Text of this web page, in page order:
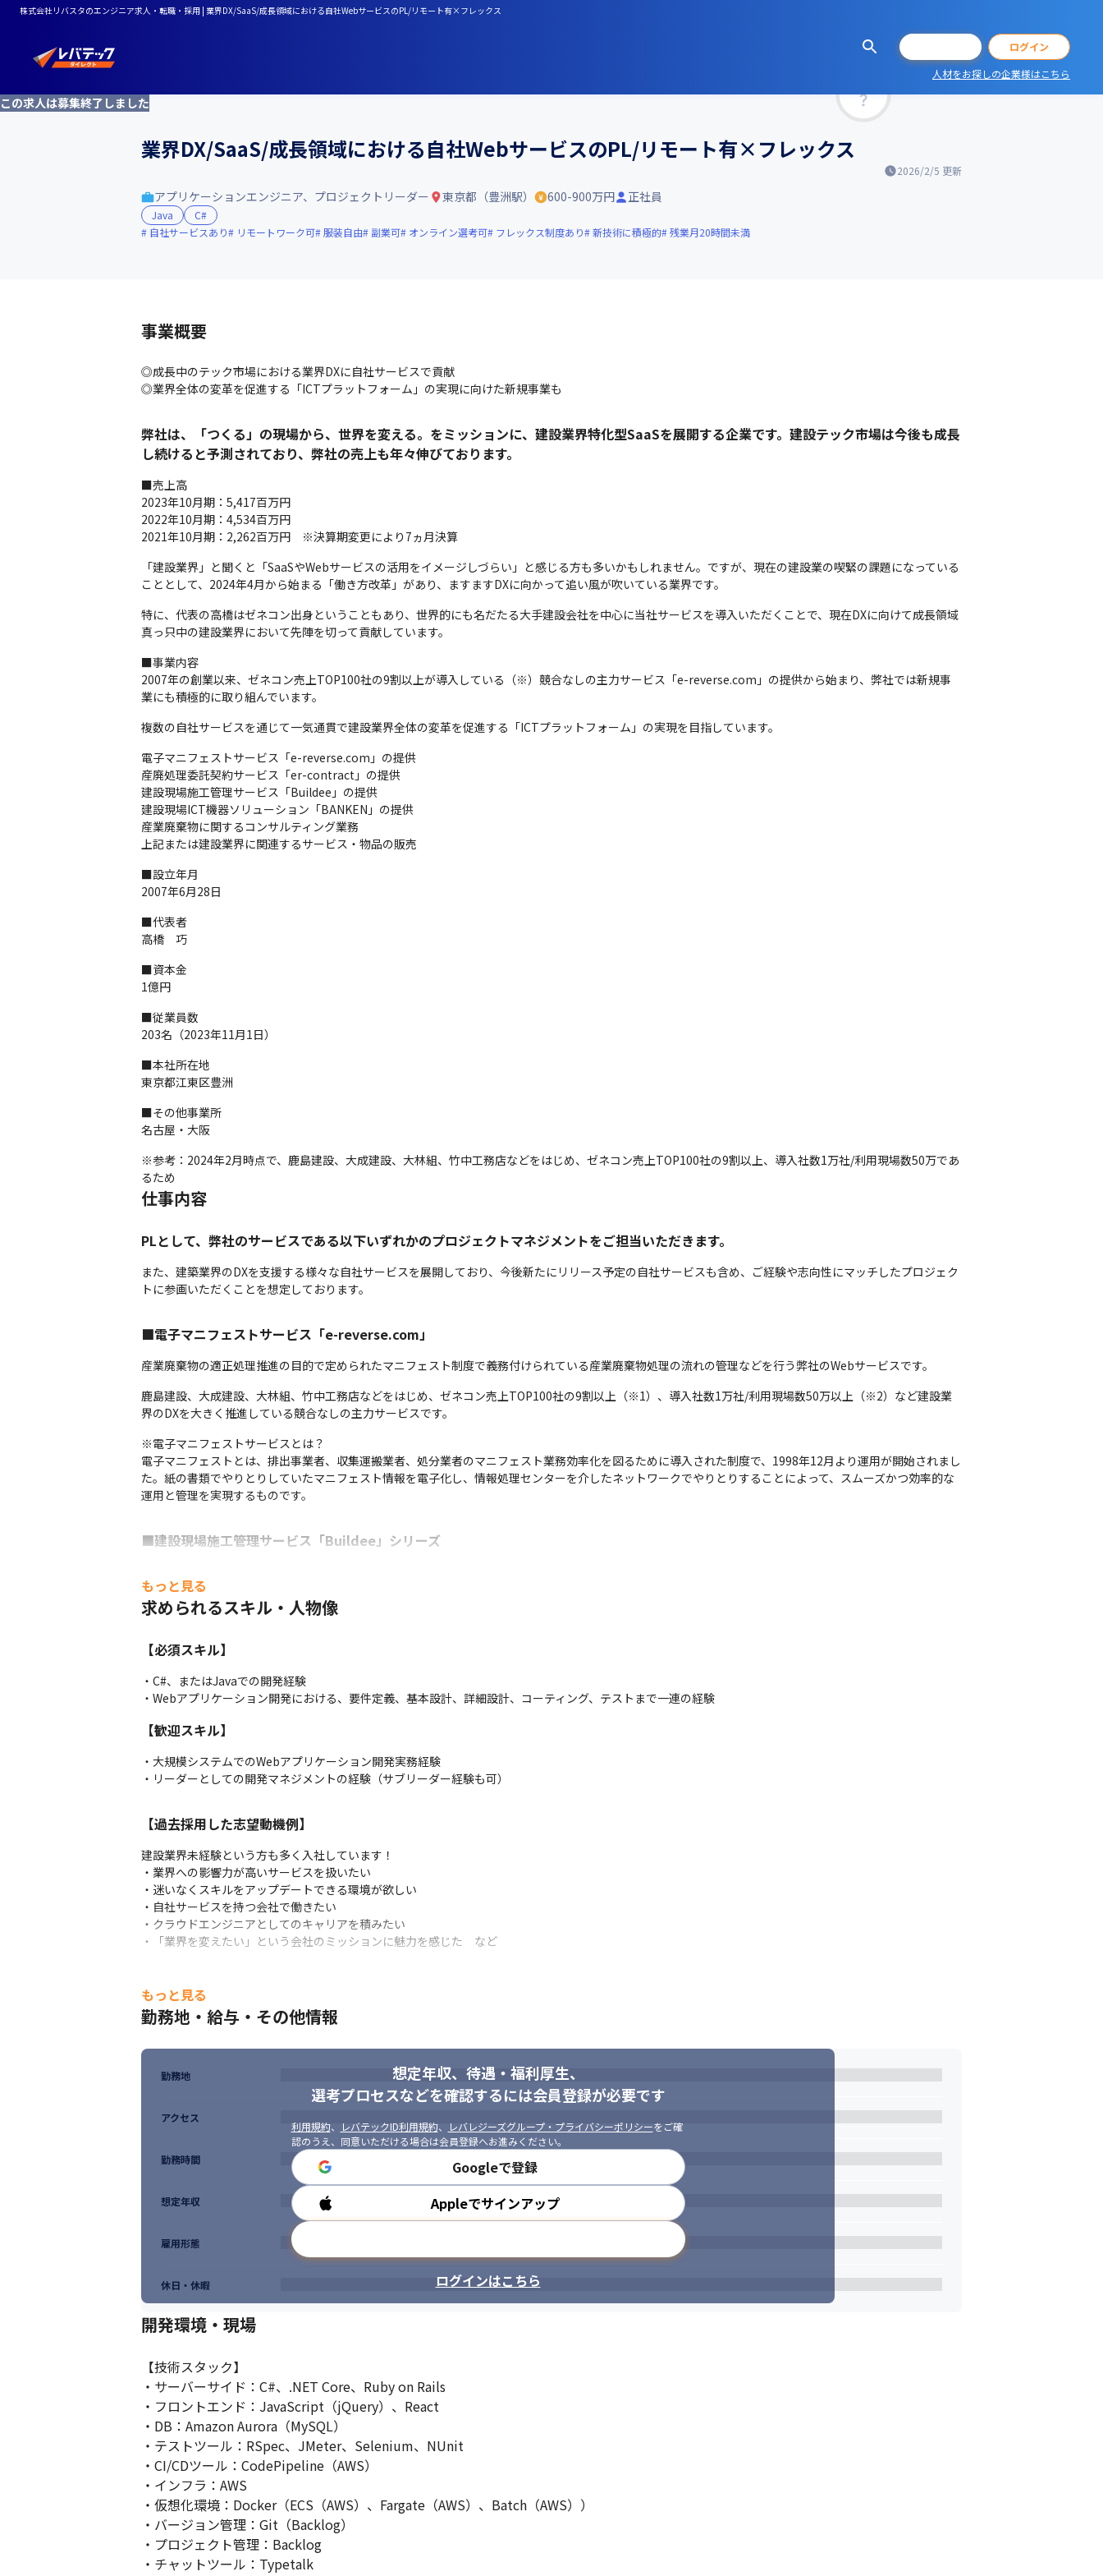
株式会社リバスタのエンジニア求人・転職・採用 | 業界DX/SaaS/成長領域における自社WebサービスのPL/リモート有×フレックス
ログイン
人材をお探しの企業様はこちら
この求人は募集終了しました
業界DX/SaaS/成長領域における自社WebサービスのPL/リモート有×フレックス
2026/2/5 更新
アプリケーションエンジニア、プロジェクトリーダー 東京都（豊洲駅） 600-900万円 正社員
Java
C#
自社サービスあり
リモートワーク可 服装自由 副業可 オンライン選考可 フレックス制度あり 新技術に積極的 残業月20時間未満
事業概要
◎成長中のテック市場における業界DXに自社サービスで貢献
◎業界全体の変革を促進する「ICTプラットフォーム」の実現に向けた新規事業も
弊社は、「つくる」の現場から、世界を変える。をミッションに、建設業界特化型SaaSを展開する企業です。建設テック市場は今後も成長
し続けると予測されており、弊社の売上も年々伸びております。
■売上高
2023年10月期：5,417百万円
2022年10月期：4,534百万円
2021年10月期：2,262百万円　※決算期変更により7ヵ月決算
「建設業界」と聞くと「SaaSやWebサービスの活用をイメージしづらい」と感じる方も多いかもしれません。ですが、現在の建設業の喫緊の課題になっている
こととして、2024年4月から始まる「働き方改革」があり、ますますDXに向かって追い風が吹いている業界です。
特に、代表の高橋はゼネコン出身ということもあり、世界的にも名だたる大手建設会社を中心に当社サービスを導入いただくことで、現在DXに向けて成長領域
真っ只中の建設業界において先陣を切って貢献しています。
■事業内容
2007年の創業以来、ゼネコン売上TOP100社の9割以上が導入している（※）競合なしの主力サービス「e-reverse.com」の提供から始まり、弊社では新規事
業にも積極的に取り組んでいます。
複数の自社サービスを通じて一気通貫で建設業界全体の変革を促進する「ICTプラットフォーム」の実現を目指しています。
電子マニフェストサービス「e-reverse.com」の提供
産廃処理委託契約サービス「er-contract」の提供
建設現場施工管理サービス「Buildee」の提供
建設現場ICT機器ソリューション「BANKEN」の提供
産業廃棄物に関するコンサルティング業務
上記または建設業界に関連するサービス・物品の販売
■設立年月
2007年6月28日
■代表者
高橋　巧
■資本金
1億円
■従業員数
203名（2023年11月1日）
■本社所在地
東京都江東区豊洲
■その他事業所
名古屋・大阪
※参考：2024年2月時点で、鹿島建設、大成建設、大林組、竹中工務店などをはじめ、ゼネコン売上TOP100社の9割以上、導入社数1万社/利用現場数50万であ
るため
仕事内容
PLとして、弊社のサービスである以下いずれかのプロジェクトマネジメントをご担当いただきます。
また、建築業界のDXを支援する様々な自社サービスを展開しており、今後新たにリリース予定の自社サービスも含め、ご経験や志向性にマッチしたプロジェク
トに参画いただくことを想定しております。
■電子マニフェストサービス「e-reverse.com」
産業廃棄物の適正処理推進の目的で定められたマニフェスト制度で義務付けられている産業廃棄物処理の流れの管理などを行う弊社のWebサービスです。
鹿島建設、大成建設、大林組、竹中工務店などをはじめ、ゼネコン売上TOP100社の9割以上（※1）、導入社数1万社/利用現場数50万以上（※2）など建設業
界のDXを大きく推進している競合なしの主力サービスです。
※電子マニフェストサービスとは？
電子マニフェストとは、排出事業者、収集運搬業者、処分業者のマニフェスト業務効率化を図るために導入された制度で、1998年12月より運用が開始されまし
た。紙の書類でやりとりしていたマニフェスト情報を電子化し、情報処理センターを介したネットワークでやりとりすることによって、スムーズかつ効率的な
運用と管理を実現するものです。
■建設現場施工管理サービス「Buildee」シリーズ
ービスです。現在は主にホワイトボードで行われている連絡・調整の手間と時間が大幅に削減されます。
また、新なサービス「Buildee労務安全」「Buildee入退場管理」も加わり、現在大手ゼネコンやハウスメーカーなどの導入や問い合わせが相次いでいます。
■建設現場施工管理サービス「Buildee」シリーズ
「Buildee調整会議」は、多くの作業員が同時進行で作業を行う建設現場で安全面の観点から義務付けられている、翌日の作業の連絡・調整などを行うWebサ
ービスです。現在は主にホワイトボードで行われている連絡・調整の手間と時間が大幅に削減されます。
・機能開発におけるプロジェクトの推進
・要件定義、基本設計、開発からリリースまで一連のプロダクト開発業務
・アーキテクチャの検討
※担当範囲に関しては、入社後にスキルやご希望に合わせて調整します。
（雇入れ直後）詳細は【上記】に記載　（変更の範囲）会社の定める業務
もっと見る
求められるスキル・人物像
【必須スキル】
・C#、またはJavaでの開発経験
・Webアプリケーション開発における、要件定義、基本設計、詳細設計、コーティング、テストまで一連の経験
【歓迎スキル】
・大規模システムでのWebアプリケーション開発実務経験
・リーダーとしての開発マネジメントの経験（サブリーダー経験も可）
【過去採用した志望動機例】
建設業界未経験という方も多く入社しています！
・業界への影響力が高いサービスを扱いたい
・迷いなくスキルをアップデートできる環境が欲しい
・自社サービスを持つ会社で働きたい
・クラウドエンジニアとしてのキャリアを積みたい
・「業界を変えたい」という会社のミッションに魅力を感じた　など
もっと見る
勤務地・給与・その他情報
想定年収、待遇・福利厚生、
選考プロセスなどを確認するには会員登録が必要です
利用規約、 レバテックID利用規約、 レバレジーズグループ・プライバシーポリシーをご確
認のうえ、同意いただける場合は会員登録へお進みください。
Googleで登録
Appleでサインアップ
ログインはこちら
勤務地
アクセス
勤務時間
想定年収
雇用形態
休日・休暇
開発環境・現場
【技術スタック】
・サーバーサイド：C#、.NET Core、Ruby on Rails
・フロントエンド：JavaScript（jQuery）、React
・DB：Amazon Aurora（MySQL）
・テストツール：RSpec、JMeter、Selenium、NUnit
・CI/CDツール：CodePipeline（AWS）
・インフラ：AWS
・仮想化環境：Docker（ECS（AWS）、Fargate（AWS）、Batch（AWS））
・バージョン管理：Git（Backlog）
・プロジェクト管理：Backlog
・チャットツール：Typetalk